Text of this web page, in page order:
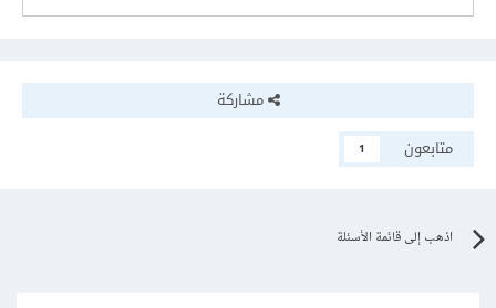
مشاركة
متابعون
1
اذهب إلى قائمة الأسئلة